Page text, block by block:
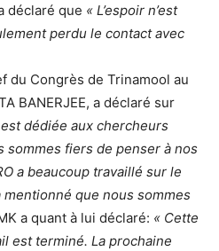
déclaré que « L’espoir n’est
perdu le contact avec
du Congrès de Trinamool au
BANERJEE, a déclaré sur
dédiée aux chercheurs
sommes fiers de penser à nos
a beaucoup travaillé sur le
que nous sommes
a quant à lui déclaré: « Cette
est terminé. La prochaine